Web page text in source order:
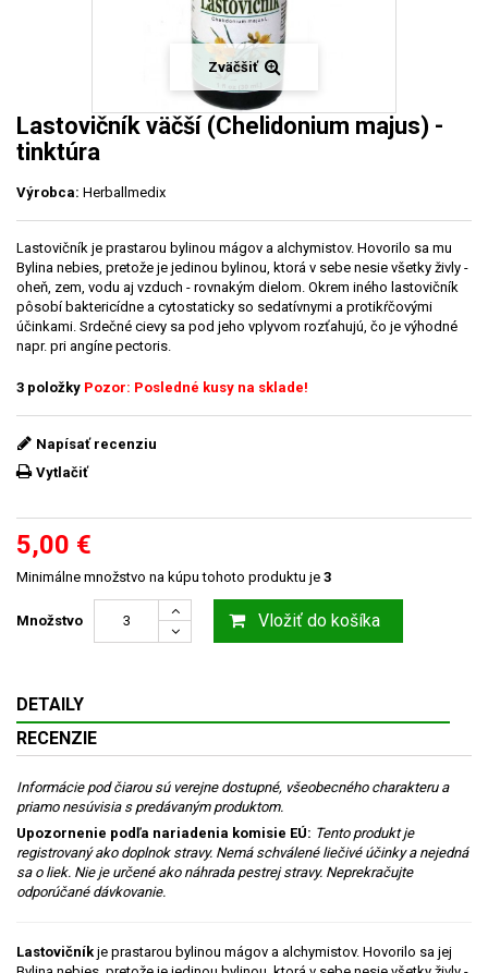
Zväčšiť
Lastovičník väčší (Chelidonium majus) -
tinktúra
Výrobca: Herballmedix
Lastovičník je prastarou bylinou mágov a alchymistov. Hovorilo sa mu
Bylina nebies, pretože je jedinou bylinou, ktorá v sebe nesie všetky živly -
oheň, zem, vodu aj vzduch - rovnakým dielom. Okrem iného lastovičník
pôsobí baktericídne a cytostaticky so sedatívnymi a protikŕčovými
účinkami. Srdečné cievy sa pod jeho vplyvom rozťahujú, čo je výhodné
napr. pri angíne pectoris.
3 položky Pozor: Posledné kusy na sklade!
Napísať recenziu
Vytlačiť
5,00 €
Minimálne množstvo na kúpu tohoto produktu je 3
Množstvo Vložiť do košíka
DETAILY
RECENZIE
Informácie pod čiarou sú verejne dostupné, všeobecného charakteru a
priamo nesúvisia s predávaným produktom.
Upozornenie podľa nariadenia komisie EÚ: Tento produkt je
registrovaný ako doplnok stravy. Nemá schválené liečivé účinky a nejedná
sa o liek. Nie je určené ako náhrada pestrej stravy. Neprekračujte
odporúčané dávkovanie.
Lastovičníkje prastarou bylinou mágov a alchymistov. Hovorilo sa jej